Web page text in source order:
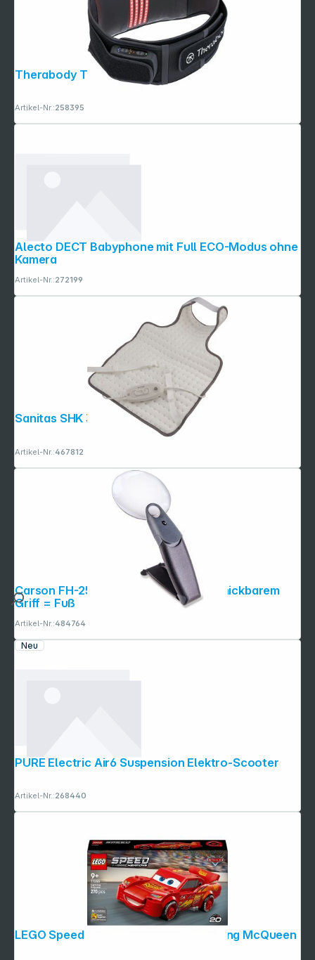
Therabody ThermBack LED
Artikel-Nr.:258395
Alecto DECT Babyphone mit Full ECO-Modus ohne
Kamera
Artikel-Nr.:272199
Sanitas SHK 32
Artikel-Nr.:467812
Carson FH-25 FreeHand Lupe mit abknickbarem
Griff = Fuß
Artikel-Nr.:484764
Neu
PURE Electric Air6 Suspension Elektro-Scooter
Artikel-Nr.:268440
LEGO Speed Champions 77255 Lightning McQueen